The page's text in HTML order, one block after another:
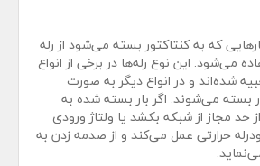
که به کنتاکتور بسته می‌شود از رله
می‌شود. این نوع رله‌ها در برخی از انواع
شده‌اند و در انواع دیگر به صورت
بسته می‌شوند. اگر بار بسته شده به
حد مجاز از شبکه بکشد یا ولتاژ ورودی
حرارتی عمل می‌کند و از صدمه زدن به